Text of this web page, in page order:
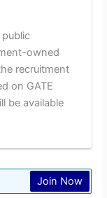
owned
recruitment
on GATE
be available
Join Now